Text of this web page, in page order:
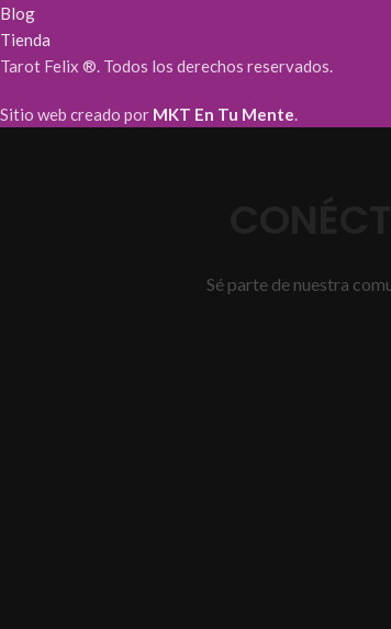
Blog
Tienda
Tarot Felix ®. Todos los derechos reservados.
Sitio web creado por MKT En Tu Mente
Sé parte de nuestra